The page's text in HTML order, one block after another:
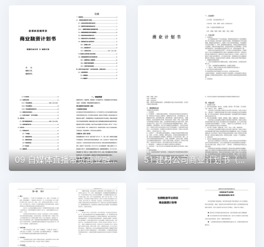
09 自媒体直播带货商业融资计划书（word+ppt配套）创业计划书word模板 51 建材公司商业计划书（word+ppt配套）创业计划书word模板